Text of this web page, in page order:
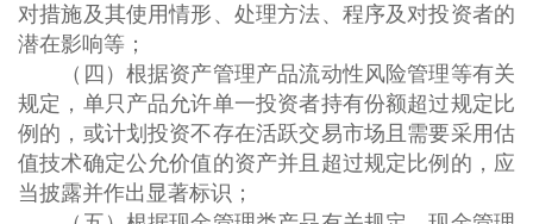
对措施及其使用情形、处理方法、程序及对投资者的
潜在影响等；
（四）根据资产管理产品流动性风险管理等有关
规定，单只产品允许单一投资者持有份额超过规定比
例的，或计划投资不存在活跃交易市场且需要采用估
值技术确定公允价值的资产并且超过规定比例的，应
当披露并作出显著标识；